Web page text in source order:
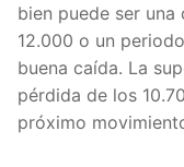
bien puede ser
12.000 o un
buena caída. La
pérdida de los
próximo